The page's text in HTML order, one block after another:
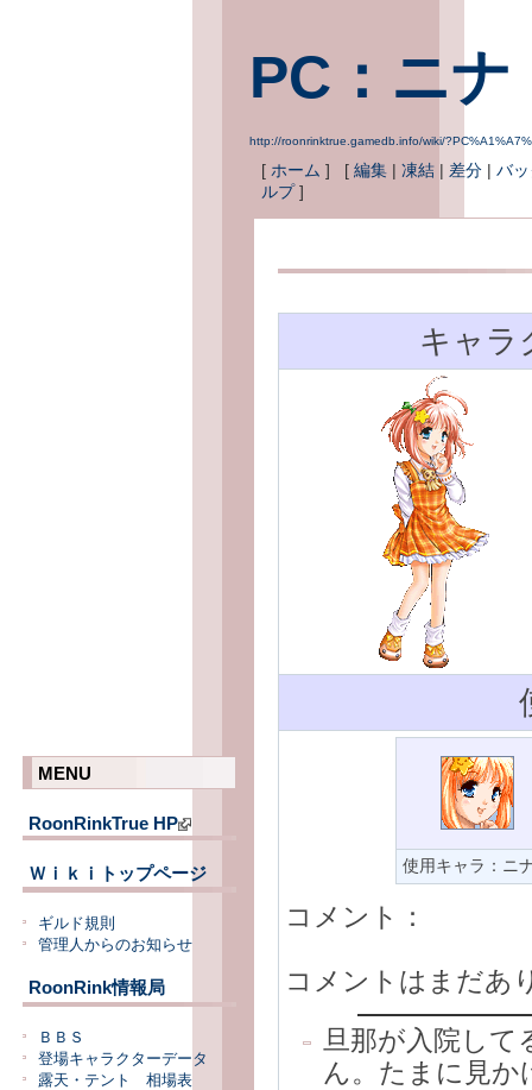
PC：ニナ
http://roonrinktrue.gamedb.info/wiki/
[ ホーム ] [ 編集 | 凍結 | 差分 | バ
ルプ]
MENU
RoonRinkTrue HP
Ｗｉｋｉトップページ
ギルド規則
管理人からのお知らせ
RoonRink情報局
ＢＢＳ
登場キャラクターデータ
露天・テント 相場表
キャ
使用キャラ：ニ
コメント：
コメントはまだあ
旦那が入院し
ん。たまに見